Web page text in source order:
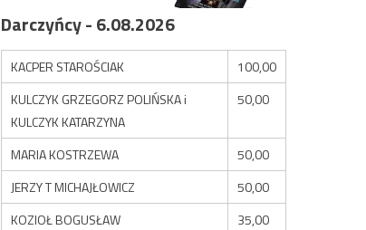
Darczyńcy - 6.08.2026
KACPER STAROŚCIAK
100,00
KULCZYK GRZEGORZ POLIŃSKA i
KULCZYK KATARZYNA
50,00
MARIA KOSTRZEWA
50,00
JERZY T MICHAJŁOWICZ
50,00
KOZIOŁ BOGUSŁAW
35,00